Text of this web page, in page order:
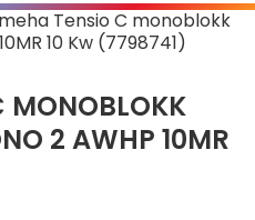
Tensio C monoblokk
10 Kw (7798741)
MONOBLOKK
2 AWHP 10MR